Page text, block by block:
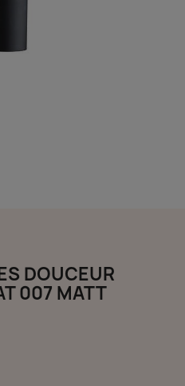
DOUCEUR
007 MATT